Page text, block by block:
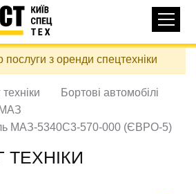
з оренди спецтехніки
Бортові автомобілі
МАЗ
МАЗ-5340С3-570-000 (ЄВРО-5)
ТЕХНІКИ